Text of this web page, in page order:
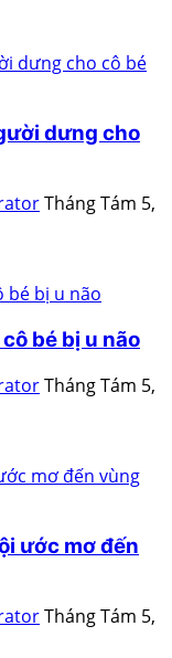
dưng cho
Tháng Tám 5,
bé bị u não
Tháng Tám 5,
ước mơ đến
Tháng Tám 5,